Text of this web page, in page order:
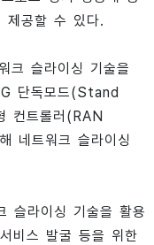
제공할 수 있다.
크 슬라이싱 기술을
단독모드(Stand
컨트롤러(RAN
트워크 슬라이싱
슬라이싱 기술을 활용
비스 발굴 등을 위한